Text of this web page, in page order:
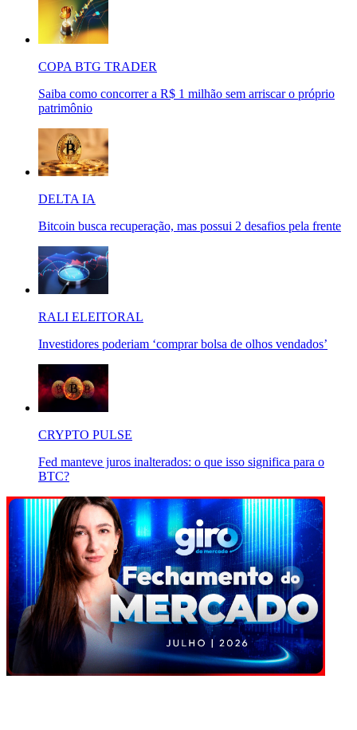
COPA BTG TRADER
Saiba como concorrer a R$ 1 milhão sem arriscar o próprio
patrimônio
DELTA IA
Bitcoin busca recuperação, mas possui 2 desafios pela frente
RALI ELEITORAL
Investidores poderiam ‘comprar bolsa de olhos vendados’
CRYPTO PULSE
Fed manteve juros inalterados: o que isso significa para o
BTC?